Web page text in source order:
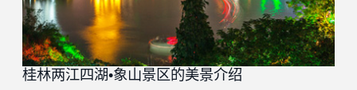
桂林两江四湖•象山景区的美景介绍